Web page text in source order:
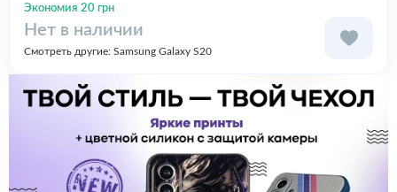
Экономия 20 грн
Нет в наличии
Смотреть другие: Samsung Galaxy S20